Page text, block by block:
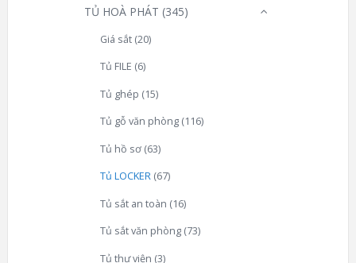
TỦ HOÀ PHÁT (345)
Giá sắt (20)
Tủ FILE (6)
Tủ ghép (15)
Tủ gỗ văn phòng (116)
Tủ hồ sơ (63)
Tủ LOCKER (67)
Tủ sắt an toàn (16)
Tủ sắt văn phòng (73)
Tủ thư viện (3)